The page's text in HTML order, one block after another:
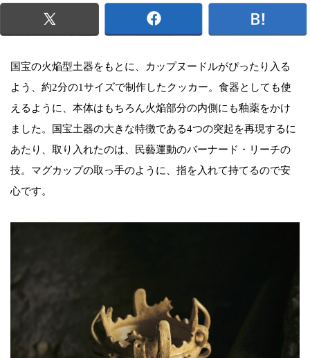
国宝の火焔型土器をもとに、カップヌードルがぴったり入る
よう、約2分の1サイズで制作したクッカー。食器としても使
えるように、本体はもちろん火焔部分の内側にも釉薬をかけ
ました。国宝土器の大きな特徴である4つの突起を再現するに
あたり、取り入れたのは、民藝運動のバーナード・リーチの
技。マグカップの取っ手のように、指を入れて持てるので安
心です。